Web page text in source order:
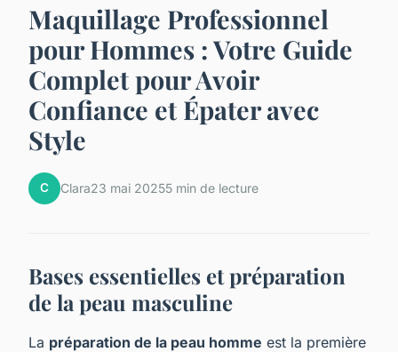
Maquillage Professionnel
pour Hommes : Votre Guide
Complet pour Avoir
Confiance et Épater avec
Style
C Clara23 mai 20255 min de lecture
Bases essentielles et préparation
de la peau masculine
La préparation de la peau homme est la première